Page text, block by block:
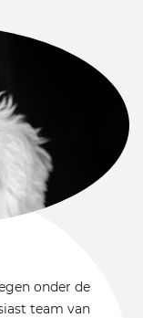
onder de
team van